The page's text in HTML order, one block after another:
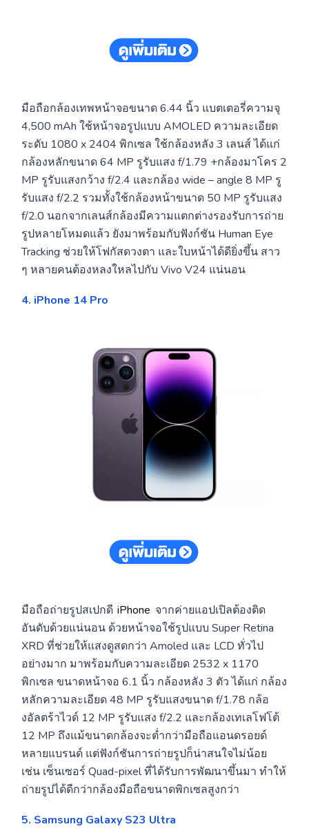
มือถือกล้องเทพหน้าจอขนาด 6.44 นิ้ว แบตเตอรี่ความจุ
4,500 mAh ใช้หน้าจอรูปแบบ AMOLED ความละเอียด
ระดับ 1080 x 2404 พิกเซล ใช้กล้องหลัง 3 เลนส์ ได้แก่
กล้องหลักขนาด 64 MP รูรับแสง f/1.79 +กล้องมาโคร 2
MP รูรับแสงกว้าง f/2.4 และกล้อง wide – angle 8 MP รู
รับแสง f/2.2 รวมทั้งใช้กล้องหน้าขนาด 50 MP รูรับแสง
f/2.0 นอกจากเลนส์กล้องมีความแตกต่างรองรับการถ่าย
รูปหลายโหมดแล้ว ยังมาพร้อมกับฟังก์ชัน Human Eye
Tracking ช่วยให้โฟกัสดวงตา และใบหน้าได้ดียิ่งขึ้น สาว
ๆ หลายคนต้องหลงใหลไปกับ Vivo V24 แน่นอน
4. iPhone 14 Pro
มือถือถ่ายรูปสเปกดี iPhone จากค่ายแอปเปิลต้องติด
อันดับด้วยแน่นอน ด้วยหน้าจอใช้รูปแบบ Super Retina
XRD ที่ช่วยให้แสงดูสดกว่า Amoled และ LCD ทั่วไป
อย่างมาก มาพร้อมกับความละเอียด 2532 x 1170
พิกเซล ขนาดหน้าจอ 6.1 นิ้ว กล้องหลัง 3 ตัว ได้แก่ กล้อง
หลักความละเอียด 48 MP รูรับแสงขนาด f/1.78 กล้อ
งอัลตร้าไวด์ 12 MP รูรับแสง f/2.2 และกล้องเทเลโฟโต้
12 MP ถึงแม้ขนาดกล้องจะต่ำกว่ามือถือแอนดรอยด์
หลายแบรนด์ แต่ฟังก์ชันการถ่ายรูปก็น่าสนใจไม่น้อย
เช่น เซ็นเซอร์ Quad-pixel ที่ได้รับการพัฒนาขึ้นมา ทำให้
ถ่ายรูปได้ดีกว่ากล้องมือถือขนาดพิกเซลสูงกว่า
5. Samsung Galaxy S23 Ultra